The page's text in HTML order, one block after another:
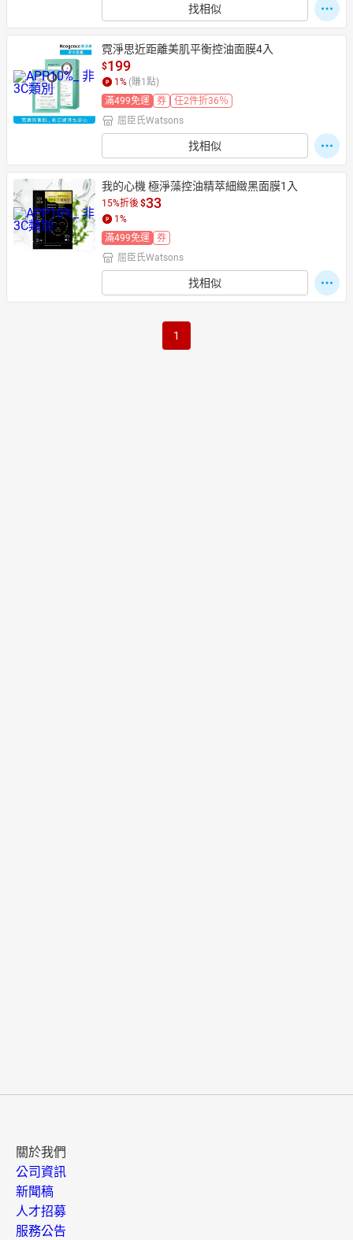
找相似
霓淨思近距離美肌平衡控油面膜4入
$199
1 % (賺1 點)
滿499免運
券
任2件折36％
屈臣氏Watsons
找相似
我的心機 極淨藻控油精萃細緻黑面膜1入
15%折後$33
1 %
滿499免運
券
屈臣氏Watsons
找相似
1
關於我們
公司資訊
新聞稿
人才招募
服務公告